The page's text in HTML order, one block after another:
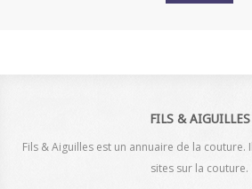
FILS & AIGUILLES
Fils & Aiguilles est un annuaire de la
sites sur la couture.